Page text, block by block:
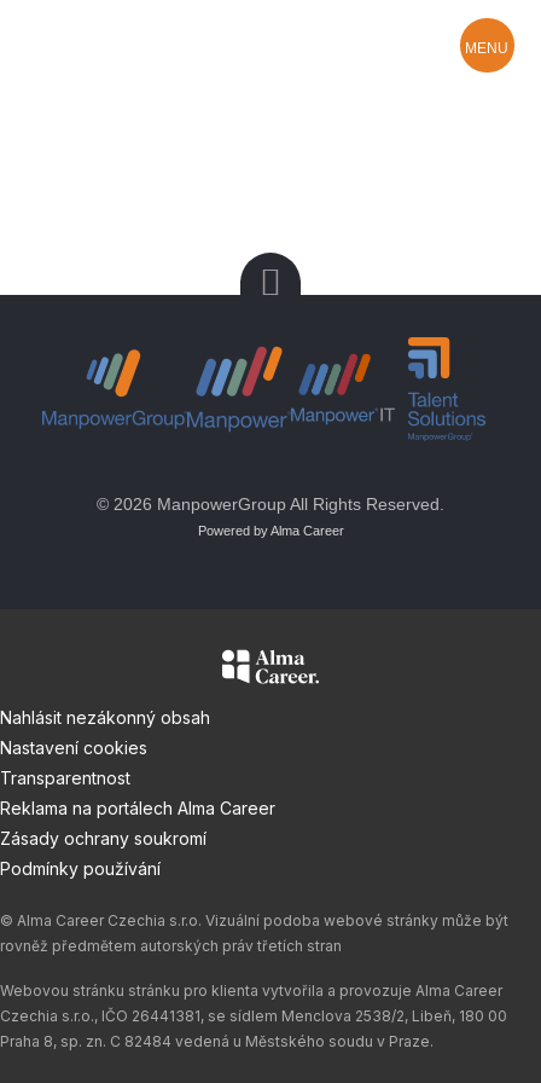
MENU
© 2026 ManpowerGroup All Rights Reserved.
Powered by Alma Career
Nahlásit nezákonný obsah
Nastavení cookies
Transparentnost
Reklama na portálech Alma Career
Zásady ochrany soukromí
Podmínky používání
© Alma Career Czechia s.r.o. Vizuální podoba webové stránky může být
rovněž předmětem autorských práv třetích stran
Webovou stránku stránku pro klienta vytvořila a provozuje Alma Career
Czechia s.r.o., IČO 26441381, se sídlem Menclova 2538/2, Libeň, 180 00
Praha 8, sp. zn. C 82484 vedená u Městského soudu v Praze.